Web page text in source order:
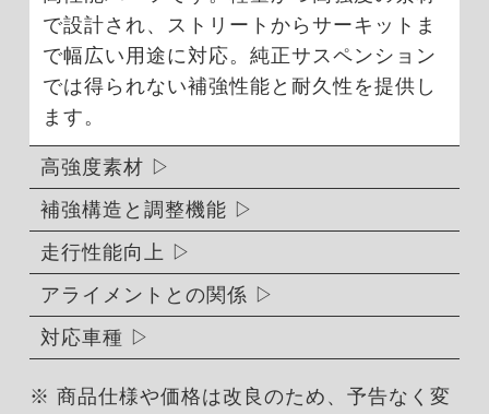
で設計され、ストリートからサーキットま
で幅広い用途に対応。純正サスペンション
では得られない補強性能と耐久性を提供し
ます。
高強度素材
補強構造と調整機能
走行性能向上
アライメントとの関係
対応車種
※ 商品仕様や価格は改良のため、予告なく変